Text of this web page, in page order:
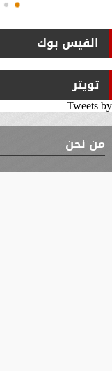
الفيس بوك
تويتر
Tweets by
من نحن